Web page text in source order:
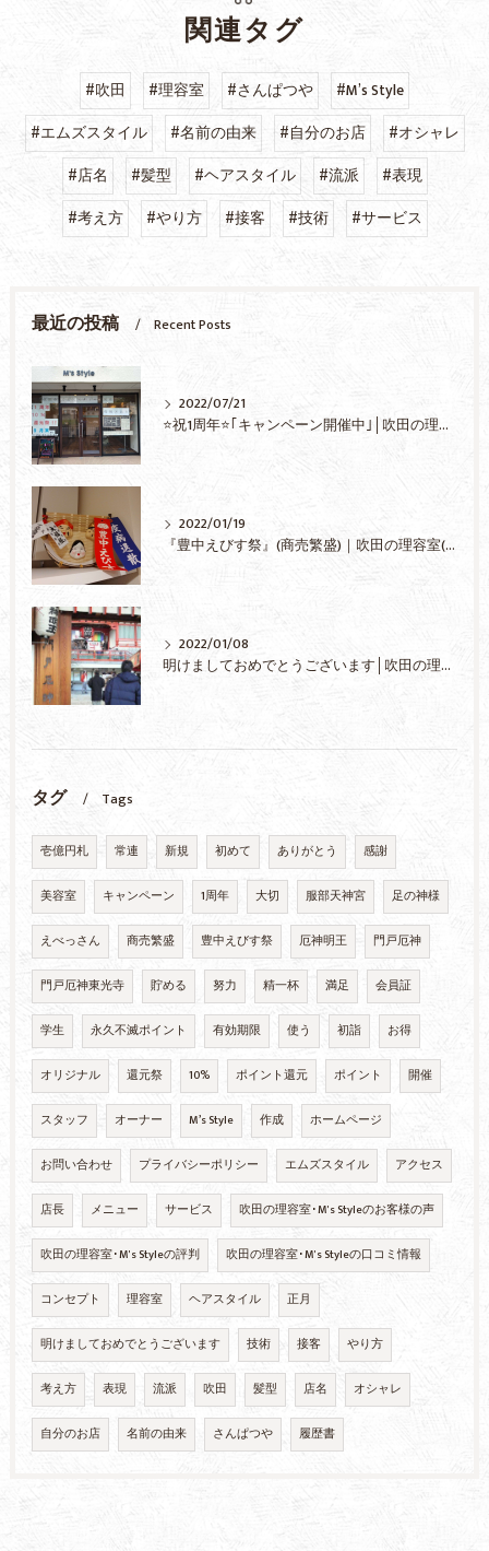
関連タグ
#吹田 #理容室 #さんぱつや
#M’s Style
#エムズスタイル
#名前の由来 #自分のお店
#オシャレ
#店名
#髪型 #ヘアスタイル #流派
#表現
#考え方
#やり方 #接客 #技術 #サービス
最近の投稿 Recent Posts
2022/07/21
⭐祝1周年⭐｢キャンペーン開催中｣│吹田の理容室(さんぱつや)『M’s Style-エムズスタイル-』
2022/01/19
『豊中えびす祭』(商売繁盛)｜吹田の理容室(さんぱつや)『M's Style -エムズスタイル-』
2022/01/08
明けましておめでとうございます│吹田の理容室(さんぱつや)『M’s Style-エムズスタイル-』
タグ Tags
壱億円札 常連 新規 初めて ありがとう 感謝
美容室 キャンペーン 1周年 大切 服部天神宮 足の神様
えべっさん 商売繁盛 豊中えびす祭 厄神明王 門戸厄神
門戸厄神東光寺 貯める 努力 精一杯 満足 会員証
学生 永久不滅ポイント 有効期限 使う 初詣 お得
オリジナル 還元祭 10% ポイント還元 ポイント 開催
スタッフ オーナー M’s Style 作成 ホームページ
お問い合わせ プライバシーポリシー エムズスタイル アクセス
店長 メニュー サービス 吹田の理容室･M's Styleのお客様の声
吹田の理容室･M's Styleの評判 吹田の理容室･M's Styleの口コミ情報
コンセプト 理容室 ヘアスタイル 正月
明けましておめでとうございます 技術 接客 やり方
考え方 表現 流派 吹田 髪型 店名 オシャレ
自分のお店 名前の由来 さんぱつや 履歴書